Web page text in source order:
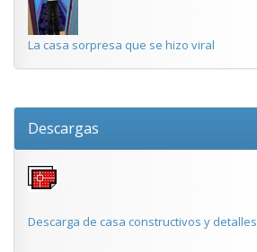
La casa sorpresa que se hizo viral
Descargas
Descarga de casa constructivos y detalles